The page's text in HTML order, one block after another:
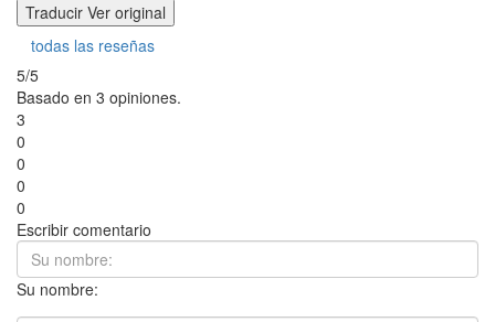
Traducir Ver original
todas las reseñas
5/5
Basado en 3 opiniones.
3
0
0
0
0
Escribir comentario
Su nombre: